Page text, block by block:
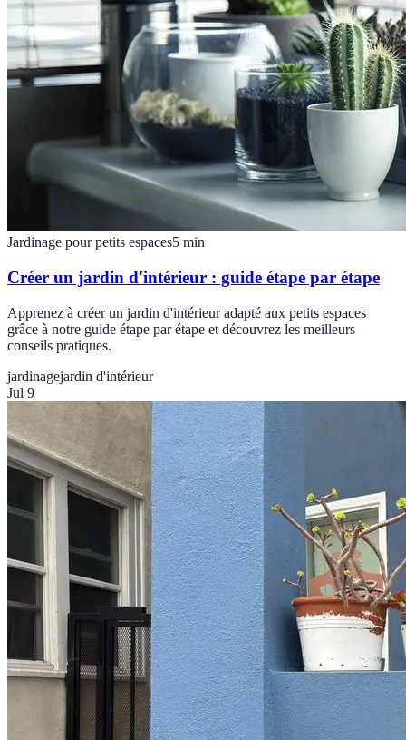
Jardinage pour petits espaces5 min
Créer un jardin d'intérieur : guide étape par étape
Apprenez à créer un jardin d'intérieur adapté aux petits espaces
grâce à notre guide étape par étape et découvrez les meilleurs
conseils pratiques.
jardinagejardin d'intérieur
Jul 9